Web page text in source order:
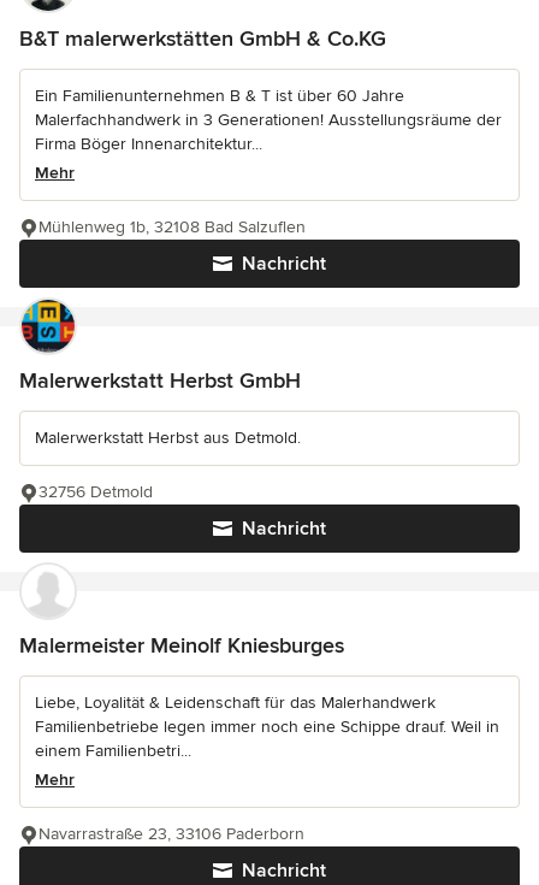
B&T malerwerkstätten GmbH & Co.KG
Ein Familienunternehmen B & T ist über 60 Jahre
Malerfachhandwerk in 3 Generationen! Ausstellungsräume der
Firma Böger Innenarchitektur...
Mehr
Nachricht
Mühlenweg 1b, 32108 Bad Salzuflen
Malerwerkstatt Herbst GmbH
Malerwerkstatt Herbst aus Detmold.
Nachricht
32756 Detmold
Malermeister Meinolf Kniesburges
Liebe, Loyalität & Leidenschaft für das Malerhandwerk
Familienbetriebe legen immer noch eine Schippe drauf. Weil in
einem Familienbetri...
Mehr
Nachricht
Navarrastraße 23, 33106 Paderborn